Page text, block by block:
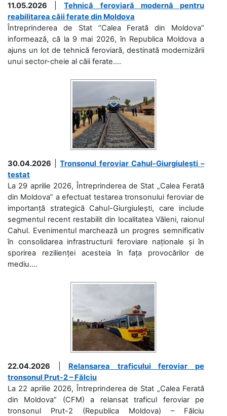
11.05.2026 |Tehnică feroviară modernă pentru
reabilitarea căii ferate din Moldova
Întreprinderea de Stat “Calea Ferată din Moldova”
informează, că la 9 mai 2026, în Republica Moldova a
ajuns un lot de tehnică feroviară, destinată modernizării
unui sector-cheie al căii ferate....
30.04.2026 |Tronsonul feroviar Cahul-Giurgiulești –
testat
La 29 aprilie 2026, Întreprinderea de Stat „Calea Ferată
din Moldova” a efectuat testarea tronsonului feroviar de
importanță strategică Cahul-Giurgiulești, care include
segmentul recent restabilit din localitatea Văleni, raionul
Cahul. Evenimentul marchează un progres semnificativ
în consolidarea infrastructurii feroviare naționale și în
sporirea rezilienței acesteia în fața provocărilor de
mediu....
22.04.2026
Relansarea traficului feroviar pe
tronsonul Prut-2 – Fălciu
La 22 aprilie 2026, Întreprinderea de Stat „Calea Ferată
din Moldova” (CFM) a relansat traficul feroviar pe
tronsonul Prut-2 (Republica Moldova) – Fălciu